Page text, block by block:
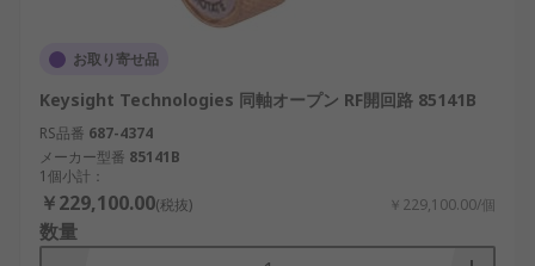
お取り寄せ品
Keysight Technologies 同軸オープン RF開回路 85141B
RS品番 687-4374
メーカー型番 85141B
1個小計：
￥229,100.00(税抜) ￥229,100.00/個
数量